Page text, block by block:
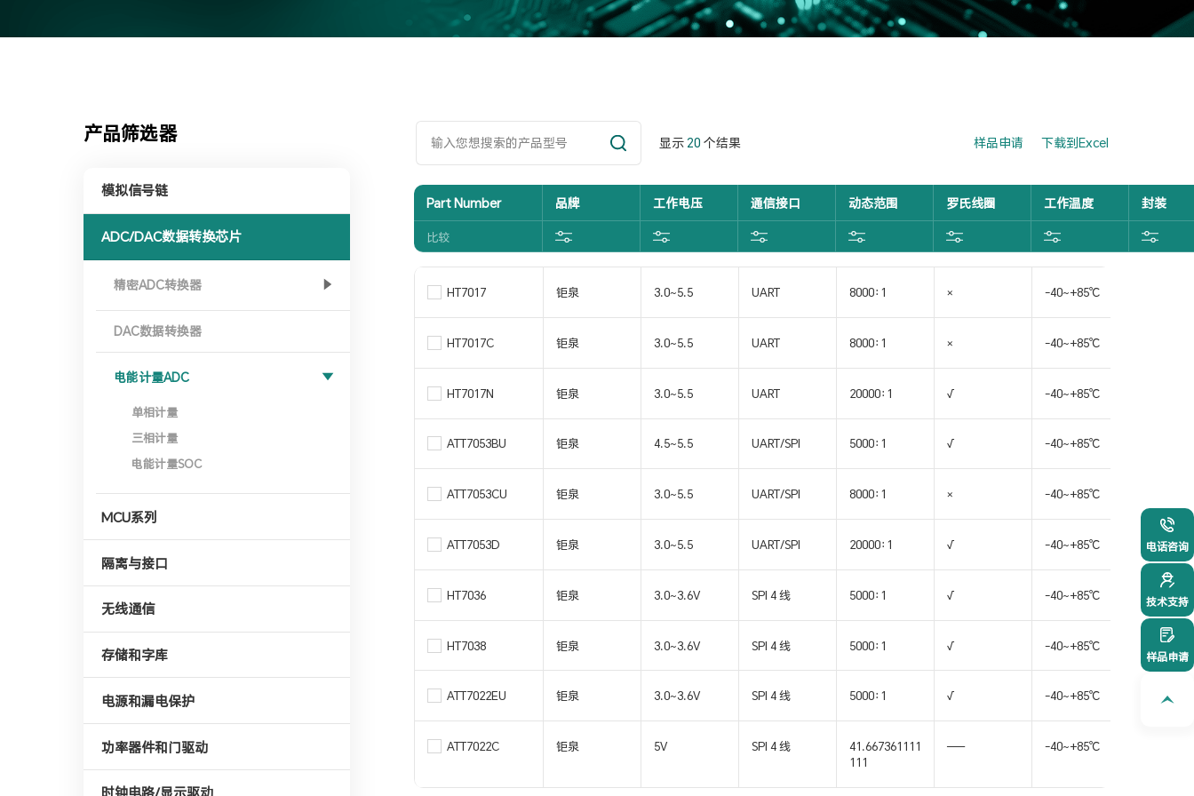
产品筛选器
模拟信号链
ADC/DAC数据转换芯片
精密ADC转换器
DAC数据转换器
电能计量ADC
单相计量
三相计量
电能计量SOC
MCU系列
隔离与接口
无线通信
存储和字库
电源和漏电保护
功率器件和门驱动
显示 20 个结果 样品申请 下载到Excel
Part Number 品牌 工作电压 通信接口 动态范围 罗氏线圈 工作温度 封装
比较
HT7017 钜泉 3.0~5.5 UART 8000:1 × -40~+85℃
HT7017C 钜泉 3.0~5.5 UART 8000:1 × -40~+85℃
HT7017N 钜泉 3.0~5.5 UART 20000:1 √ -40~+85℃
ATT7053BU 钜泉 4.5~5.5 UART/SPI 5000:1 √ -40~+85℃
ATT7053CU 钜泉 3.0~5.5 UART/SPI 8000:1 × -40~+85℃
ATT7053D 钜泉 3.0~5.5 UART/SPI 20000:1 √ -40~+85℃ SSOP24
HT7036 钜泉 3.0~3.6V SPI 4 线 5000:1 √ -40~+85℃ LQFP32
HT7038 钜泉 3.0~3.6V SPI 4 线 5000:1 √ -40~+85℃ LQFP32
ATT7022EU 钜泉 3.0~3.6V SPI 4 线 5000:1 √ -40~+85℃ LQFP44
ATT7022C 钜泉 5V SPI 4 线
41.667361111
111
—— -40~+85℃
电话咨询
021-
技术支持
样品申请